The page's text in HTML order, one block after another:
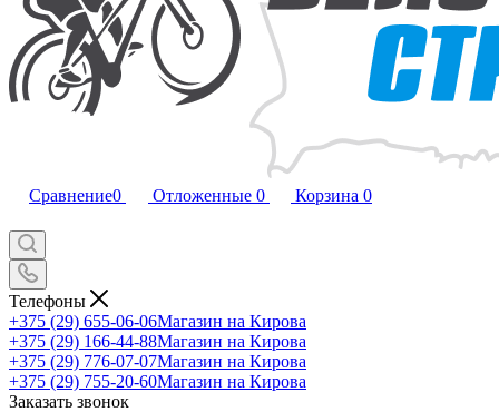
Сравнение0 Отложенные 0 Корзина 0
Телефоны
+375 (29) 655-06-06Магазин на Кирова
+375 (29) 166-44-88Магазин на Кирова
+375 (29) 776-07-07Магазин на Кирова
+375 (29) 755-20-60Магазин на Кирова
Заказать звонок